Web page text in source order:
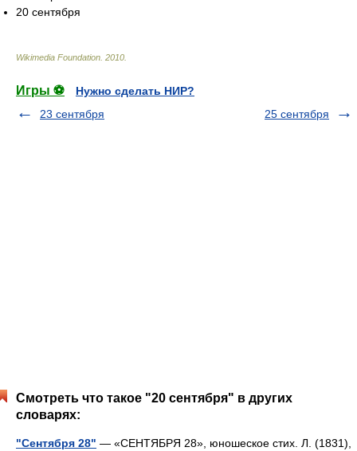
20 сентября
Wikimedia Foundation 2010
Игры ⚽
Нужно сделать НИР?
23 сентября
25 сентября
Смотреть что такое "20 сентября" в других
словарях:
"Сентября 28" — «СЕНТЯБРЯ 28», юношеское стих. Л. (1831),